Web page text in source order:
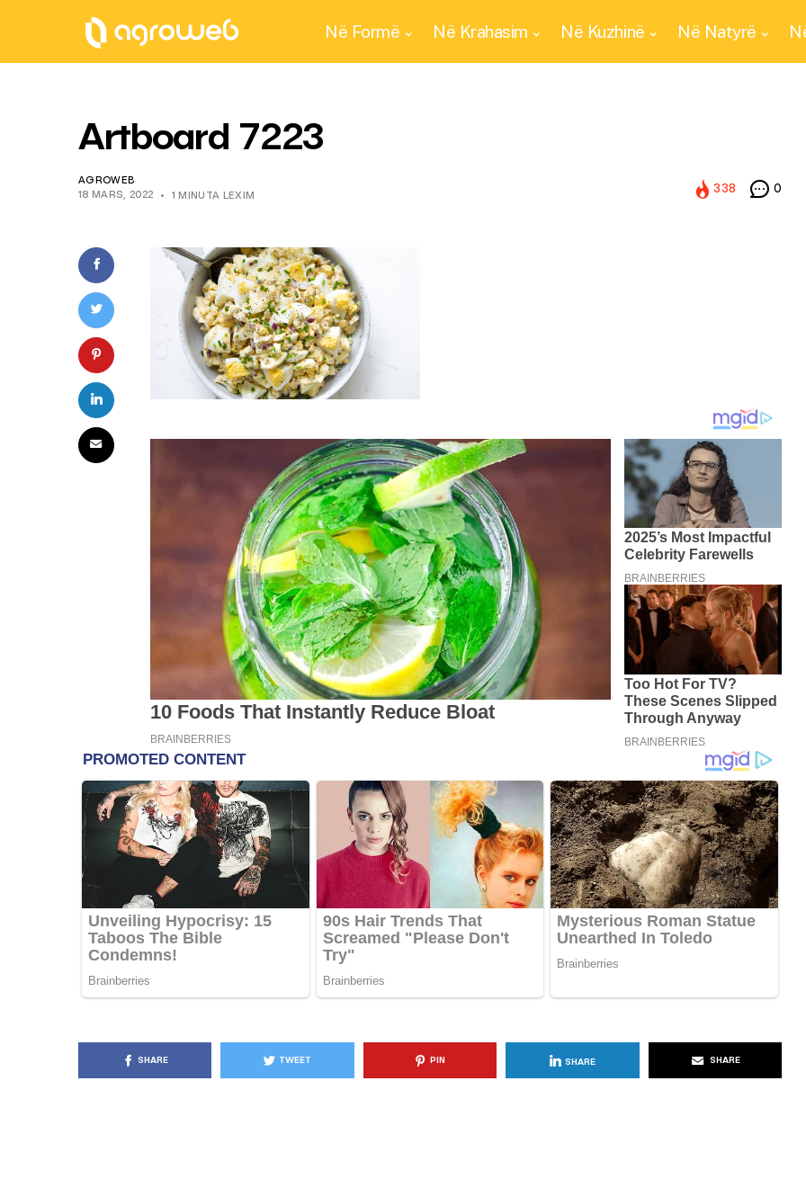
Në Formë Në Krahasim Në Kuzhinë Në Natyrë
Artboard 7223
AGROWEB
18 MARS, 2022
1 MINUTA LEXIM
338 0
SHARE TWEET PIN SHARE SHARE
KËSHILLA & IDE
Pse Nuk Duhet të Përdorni
Letrën e Aluminit për Ruajtjen
e Ushqimeve
7 QERSHOR, 2025
KËSHILLA & IDE
Rreziqet dhe Problemet që
Vijnë Nga Akulloret e
Vjetëruara
AGROWEB